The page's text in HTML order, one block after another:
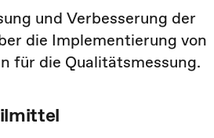
und Verbesserung der
die Implementierung von
für die Qualitätsmessung.